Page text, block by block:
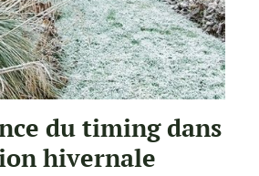
du timing dans
hivernale